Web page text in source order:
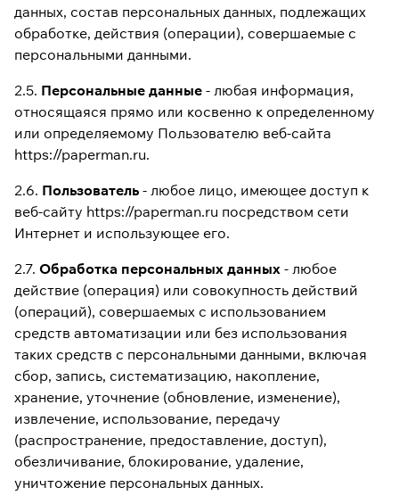
данных, состав персональных данных, подлежащих
обработке, действия (операции), совершаемые с
персональными данными.
2.5. Персональные данные - любая информация,
относящаяся прямо или косвенно к определенному
или определяемому Пользователю веб-сайта
https://paperman.ru.
2.6. Пользователь - любое лицо, имеющее доступ к
веб-сайту https://paperman.ru посредством сети
Интернет и использующее его.
2.7. Обработка персональных данных - любое
действие (операция) или совокупность действий
(операций), совершаемых с использованием
средств автоматизации или без использования
таких средств с персональными данными, включая
сбор, запись, систематизацию, накопление,
хранение, уточнение (обновление, изменение),
извлечение, использование, передачу
(распространение, предоставление, доступ),
обезличивание, блокирование, удаление,
уничтожение персональных данных.